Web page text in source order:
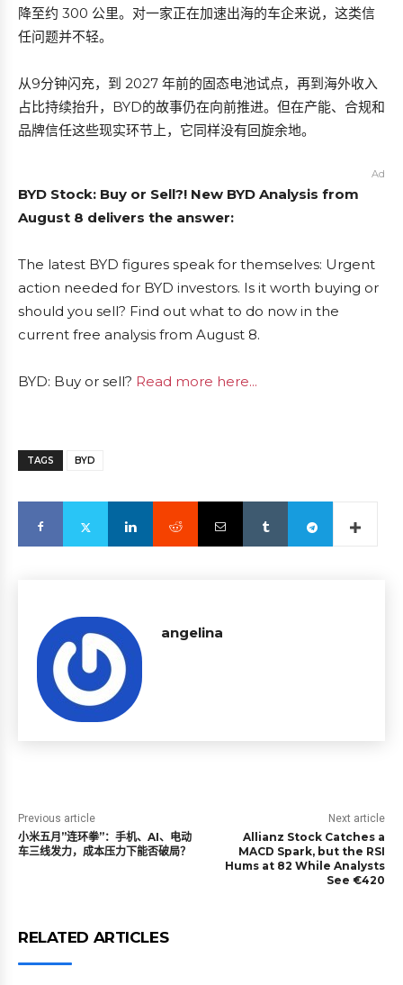
降至约 300 公里。对一家正在加速出海的车企来说，这类信
任问题并不轻。
从9分钟闪充，到 2027 年前的固态电池试点，再到海外收入
占比持续抬升，BYD的故事仍在向前推进。但在产能、合规和
品牌信任这些现实环节上，它同样没有回旋余地。
Ad
BYD Stock: Buy or Sell?! New BYD Analysis from
August 8 delivers the answer:
The latest BYD figures speak for themselves: Urgent
action needed for BYD investors. Is it worth buying or
should you sell? Find out what to do now in the
current free analysis from August 8.
BYD: Buy or sell? Read more here...
TAGS BYD
angelina
Previous article
小米五月”连环拳”：手机、AI、电动
车三线发力，成本压力下能否破局？
Next article
Allianz Stock Catches a
MACD Spark, but the RSI
Hums at 82 While Analysts
See €420
RELATED ARTICLES